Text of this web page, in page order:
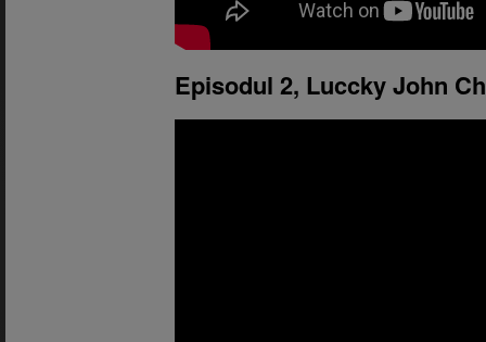
Episodul 2, Luccky John